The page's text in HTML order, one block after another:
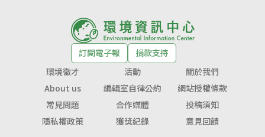
訂閱電子報
捐款支持
環境徵才
活動
關於我們
About us
編輯室自律公約
網站授權條款
常見問題
合作媒體
投稿須知
隱私權政策
獲獎紀錄 意見回饋